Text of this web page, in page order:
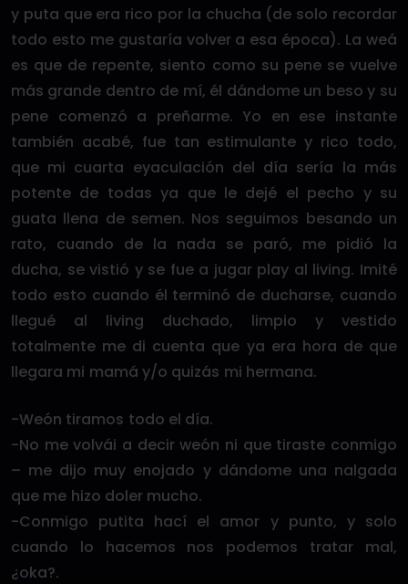
y puta que era rico por la chucha (de solo recordar
todo esto me gustaría volver a esa época). La weá
es que de repente, siento como su pene se vuelve
más grande dentro de mí, él dándome un beso y su
pene comenzó a preñarme. Yo en ese instante
también acabé, fue tan estimulante y rico todo,
que mi cuarta eyaculación del día sería la más
potente de todas ya que le dejé el pecho y su
guata llena de semen. Nos seguimos besando un
rato, cuando de la nada se paró, me pidió la
ducha, se vistió y se fue a jugar play al living. Imité
todo esto cuando él terminó de ducharse, cuando
llegué al living duchado, limpio y vestido
totalmente me di cuenta que ya era hora de que
llegara mi mamá y/o quizás mi hermana.
-Weón tiramos todo el día.
-No me volvái a decir weón ni que tiraste conmigo
– me dijo muy enojado y dándome una nalgada
que me hizo doler mucho.
-Conmigo putita hací el amor y punto, y solo
cuando lo hacemos nos podemos tratar mal,
¿oka?.